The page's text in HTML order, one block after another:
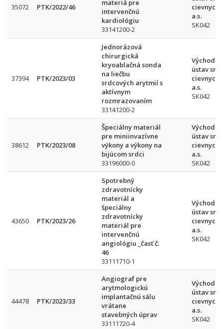
35072 PTK/2022/46
materiá pre
intervenčnú
kardiológiu
33141200-2
cievnych
a.s.
SK042
37394 PTK/2023/03
Jednorázová
chirurgická
kryoablačná sonda
na liečbu
srdcových arytmií s
aktívnym
rozmrazovaním
33141200-2
ústav
cievnych
a.s.
SK042
38612 PTK/2023/08
Špeciálny materiál
pre miniinvazívne
výkony a výkony na
bijúcom srdci
33196000-0
ústav
cievnych
a.s.
SK042
43650 PTK/2023/26
Spotrebný
zdravotnícky
materiál a
špeciálny
zdravotnícky
materiál pre
intervenčnú
angiológiu _časť č.
46
33111710-1
ústav
cievnych
a.s.
SK042
44478 PTK/2023/33
Angiograf pre
arytmologickú
implantačnú sálu
vrátane
stavebných úprav
33111720-4
ústav
cievnych
a.s.
SK042